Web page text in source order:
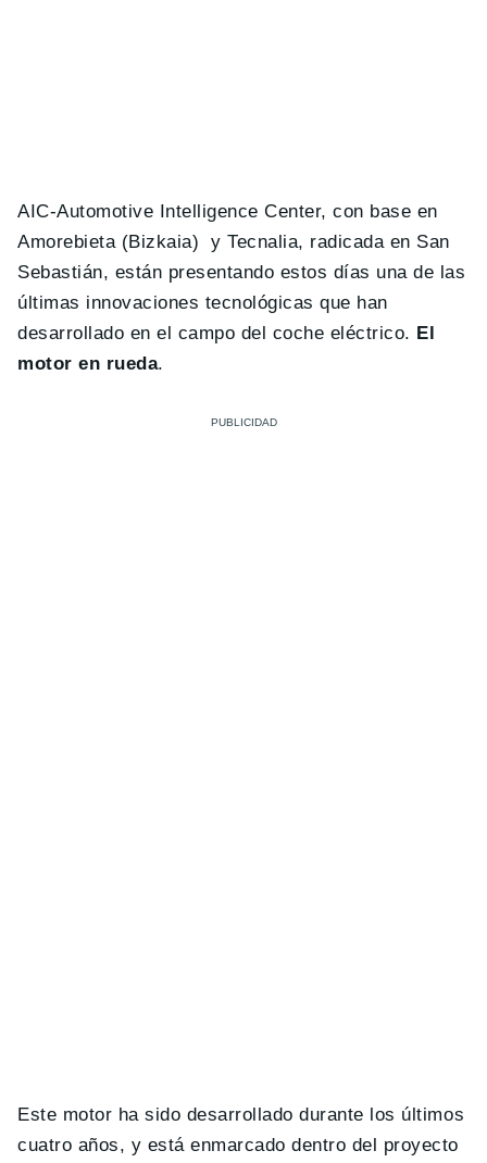
AIC-Automotive Intelligence Center, con base en
Amorebieta (Bizkaia) y Tecnalia, radicada en San
Sebastián, están presentando estos días una de las
últimas innovaciones tecnológicas que han
desarrollado en el campo del coche eléctrico. El
motor en rueda.
Este motor ha sido desarrollado durante los últimos
cuatro años, y está enmarcado dentro del proyecto